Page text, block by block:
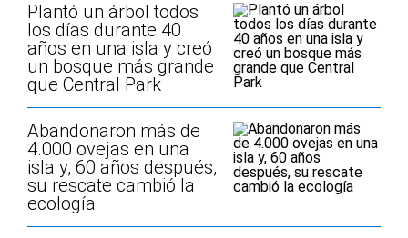
Plantó un árbol todos
los días durante 40
años en una isla y creó
un bosque más grande
que Central Park
Abandonaron más de
4.000 ovejas en una
isla y, 60 años después,
su rescate cambió la
ecología